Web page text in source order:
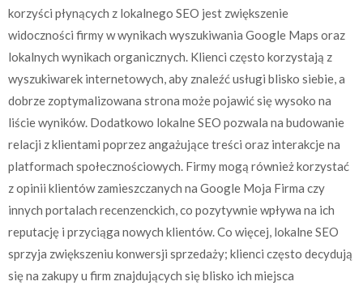
korzyści płynących z lokalnego SEO jest zwiększenie
widoczności firmy w wynikach wyszukiwania Google Maps oraz
lokalnych wynikach organicznych. Klienci często korzystają z
wyszukiwarek internetowych, aby znaleźć usługi blisko siebie, a
dobrze zoptymalizowana strona może pojawić się wysoko na
liście wyników. Dodatkowo lokalne SEO pozwala na budowanie
relacji z klientami poprzez angażujące treści oraz interakcje na
platformach społecznościowych. Firmy mogą również korzystać
z opinii klientów zamieszczanych na Google Moja Firma czy
innych portalach recenzenckich, co pozytywnie wpływa na ich
reputację i przyciąga nowych klientów. Co więcej, lokalne SEO
sprzyja zwiększeniu konwersji sprzedaży; klienci często decydują
się na zakupy u firm znajdujących się blisko ich miejsca